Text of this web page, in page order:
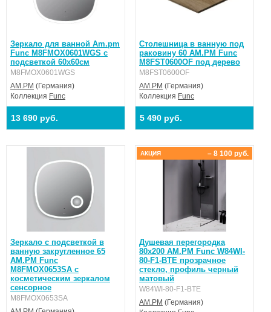
Зеркало для ванной Am.pm
Func M8FMOX0601WGS с
подсветкой 60x60см
M8FMOX0601WGS
AM.PM (Германия)
Коллекция Func
13 690 руб.
Столешница в ванную под
раковину 60 AM.PM Func
M8FST0600OF под дерево
M8FST0600OF
AM.PM (Германия)
Коллекция Func
5 490 руб.
Зеркало с подсветкой в
ванную закругленное 65
AM.PM Func
M8FMOX0653SA с
косметическим зеркалом
сенсорное
M8FMOX0653SA
Душевая перегородка
80x200 AM.PM Func W84WI-
80-F1-BTE прозрачное
стекло, профиль черный
матовый
W84WI-80-F1-BTE
AM.PM (Германия)
– 8 100 руб.
АКЦИЯ